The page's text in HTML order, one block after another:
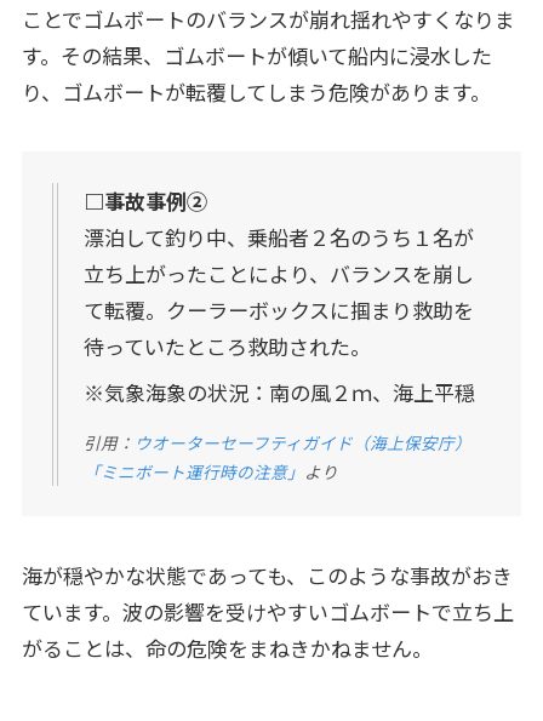
ことでゴムボートのバランスが崩れ揺れやすくなりま
す。その結果、ゴムボートが傾いて船内に浸水した
り、ゴムボートが転覆してしまう危険があります。
□事故事例➁
漂泊して釣り中、乗船者２名のうち１名が
立ち上がったことにより、バランスを崩し
て転覆。クーラーボックスに掴まり救助を
待っていたところ救助された。
※気象海象の状況：南の風２ｍ、海上平穏
引用： ウオーターセーフティガイド（海上保安庁）
「ミニボート運行時の注意」 より
海が穏やかな状態であっても、このような事故がおき
ています。波の影響を受けやすいゴムボートで立ち上
がることは、命の危険をまねきかねません。